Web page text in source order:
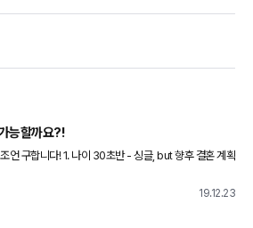
능할까요?!
- 싱글, but 향후 결혼 계획
타보고 싶음 ㅜㅜ 2. 연봉 세전 5천 3. 자산 1.5억
19.12.23